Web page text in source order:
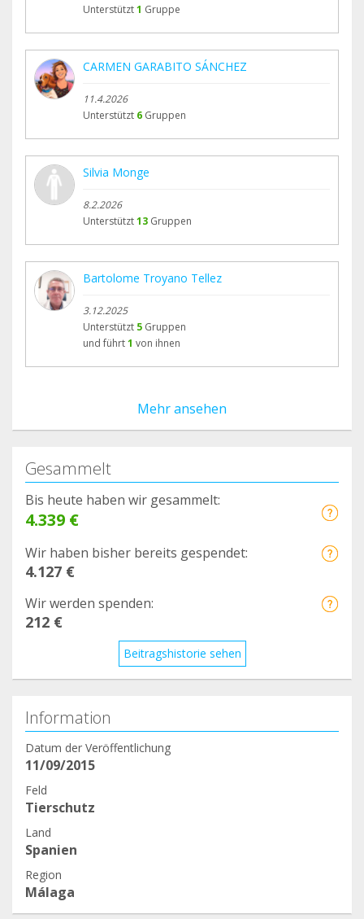
Unterstützt1 Gruppe
CARMEN GARABITO SÁNCHEZ
11.4.2026
Unterstützt 6 Gruppen
Silvia Monge
8.2.2026
Unterstützt13 Gruppen
Bartolome Troyano Tellez
3.12.2025
Unterstützt 5 Gruppen
und führt1 von ihnen
Mehr ansehen
Gesammelt
Bis heute haben wir gesammelt:
4.339 €
Wir haben bisher bereits gespendet:
4.127 €
Wir werden spenden:
212 €
Beitragshistorie sehen
Information
Datum der Veröffentlichung
11/09/2015
Feld
Tierschutz
Land
Spanien
Region
Málaga